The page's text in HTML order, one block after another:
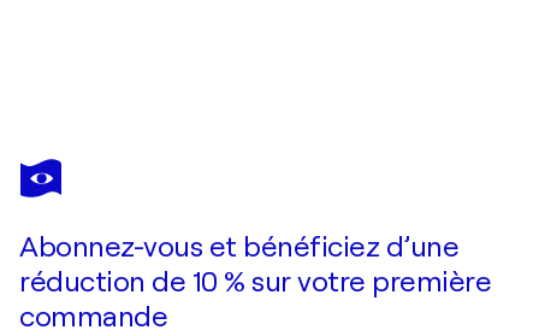
LAURENTIU DIMISCA
Miss Me!
Abonnez-vous et bénéficiez d’une
réduction de 10 % sur votre première
commande